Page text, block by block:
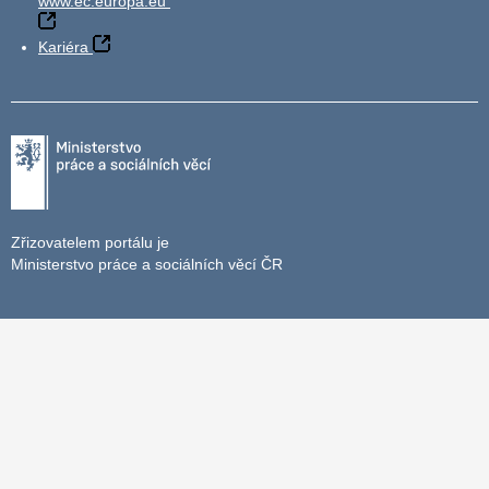
Kariéra
Zřizovatelem portálu je
Ministerstvo práce a sociálních věcí ČR